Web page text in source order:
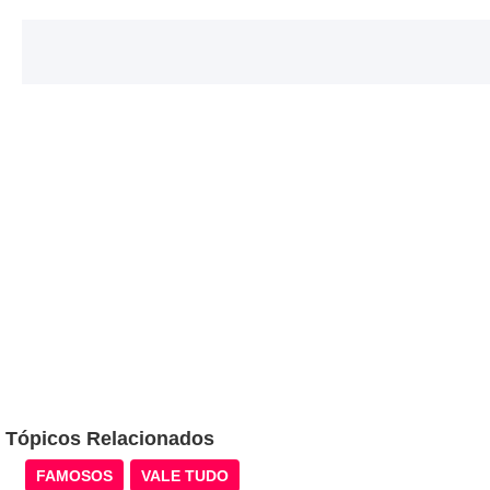
Tópicos Relacionados
FAMOSOS VALE TUDO